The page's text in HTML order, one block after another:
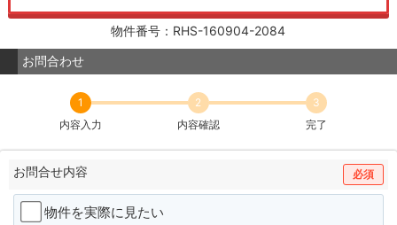
物件番号：RHS-160904-2084
お問合わせ
1
内容入力
2
内容確認
3
完了
お問合せ内容 必須
物件を実際に見たい